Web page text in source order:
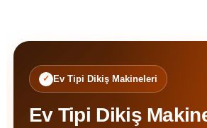
Ev Tipi Dikiş Makineleri
Ev Tipi Dikiş